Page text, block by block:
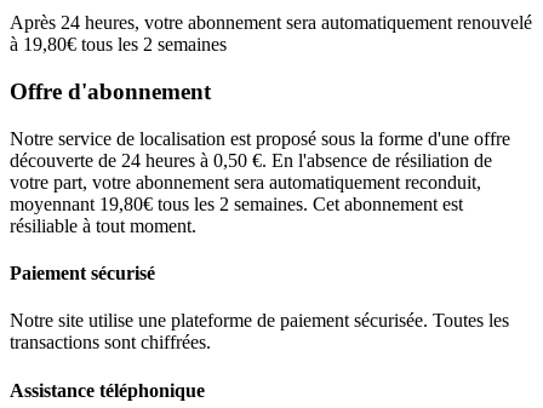
Après 24 heures, votre abonnement sera automatiquement renouvelé
à 19,80€ tous les 2 semaines
Offre d'abonnement
Notre service de localisation est proposé sous la forme d'une offre
découverte de 24 heures à 0,50 €. En l'absence de résiliation de
votre part, votre abonnement sera automatiquement reconduit,
moyennant 19,80€ tous les 2 semaines. Cet abonnement est
résiliable à tout moment.
Paiement sécurisé
Notre site utilise une plateforme de paiement sécurisée. Toutes les
transactions sont chiffrées.
Assistance téléphonique